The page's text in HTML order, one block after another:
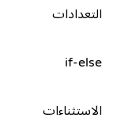
التعدادات
if-else
الاستثناءات